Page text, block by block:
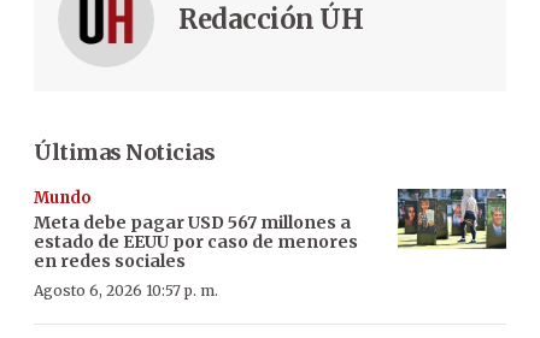
Redacción ÚH
Últimas Noticias
Mundo
Meta debe pagar USD 567 millones a
estado de EEUU por caso de menores
en redes sociales
Agosto 6, 2026 10:57 p. m.